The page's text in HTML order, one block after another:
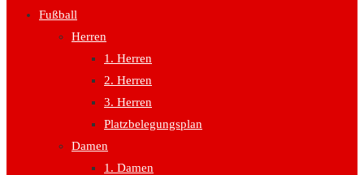
Fußball
Herren
1. Herren
2. Herren
3. Herren
Platzbelegungsplan
Damen
1. Damen